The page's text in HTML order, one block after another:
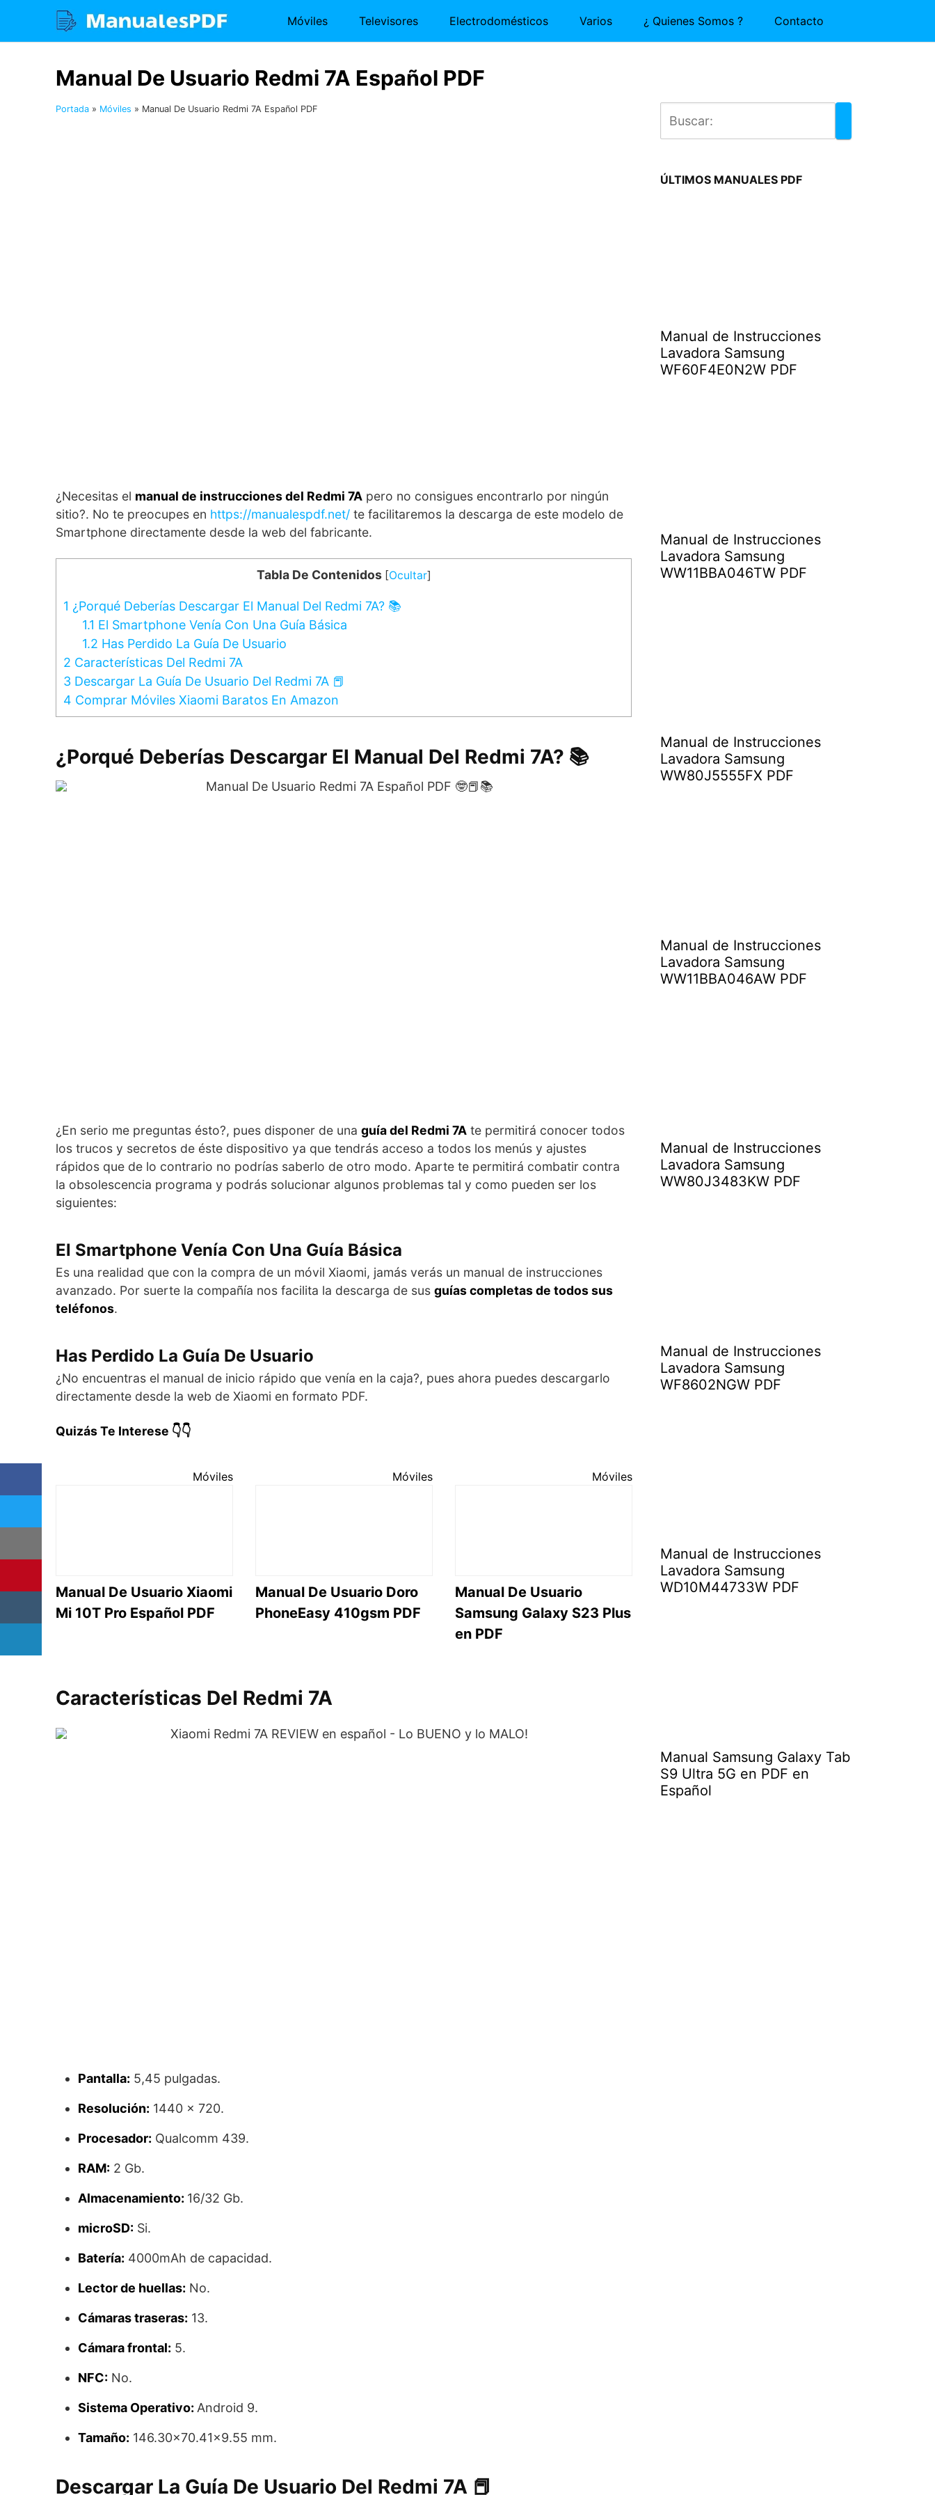
contenido
Móviles Televisores Electrodomésticos Varios ¿ Quienes Somos ? Contacto
Manual De Usuario Redmi 7A Español PDF
Portada » Móviles » Manual De Usuario Redmi 7A Español PDF
¿Necesitas el manual de instrucciones del Redmi 7A pero no consigues encontrarlo por ningún
sitio?. No te preocupes en https://manualespdf.net/ te facilitaremos la descarga de este modelo de
Smartphone directamente desde la web del fabricante.
Tabla De Contenidos [Ocultar]
1 ¿Porqué Deberías Descargar El Manual Del Redmi 7A? 📚
1.1 El Smartphone Venía Con Una Guía Básica
1.2 Has Perdido La Guía De Usuario
2 Características Del Redmi 7A
3 Descargar La Guía De Usuario Del Redmi 7A 📕
4 Comprar Móviles Xiaomi Baratos En Amazon
¿Porqué Deberías Descargar El Manual Del Redmi 7A? 📚
¿En serio me preguntas ésto?, pues disponer de una guía del Redmi 7A te permitirá conocer todos
los trucos y secretos de éste dispositivo ya que tendrás acceso a todos los menús y ajustes
rápidos que de lo contrario no podrías saberlo de otro modo. Aparte te permitirá combatir contra
la obsolescencia programa y podrás solucionar algunos problemas tal y como pueden ser los
siguientes:
El Smartphone Venía Con Una Guía Básica
Es una realidad que con la compra de un móvil Xiaomi, jamás verás un manual de instrucciones
avanzado. Por suerte la compañía nos facilita la descarga de sus guías completas de todos sus
teléfonos.
Has Perdido La Guía De Usuario
¿No encuentras el manual de inicio rápido que venía en la caja?, pues ahora puedes descargarlo
directamente desde la web de Xiaomi en formato PDF.
Quizás Te Interese 👇👇
Móviles
Manual De Usuario Xiaomi
Mi 10T Pro Español PDF
Móviles
Manual De Usuario Doro
PhoneEasy 410gsm PDF
Móviles
Manual De Usuario
Samsung Galaxy S23 Plus
en PDF
Características Del Redmi 7A
Pantalla: 5,45 pulgadas.
Resolución: 1440 x 720.
Procesador: Qualcomm 439.
RAM: 2 Gb.
Almacenamiento: 16/32 Gb.
microSD: Si.
Batería: 4000mAh de capacidad.
Lector de huellas: No.
Cámaras traseras: 13.
Cámara frontal: 5.
NFC: No.
Sistema Operativo: Android 9.
Tamaño: 146.30×70.41×9.55 mm.
Descargar La Guía De Usuario Del Redmi 7A 📕
ÚLTIMOS MANUALES PDF
Manual de Instrucciones
Lavadora Samsung
WF60F4E0N2W PDF
Manual de Instrucciones
Lavadora Samsung
WW11BBA046TW PDF
Manual de Instrucciones
Lavadora Samsung
WW80J5555FX PDF
Manual de Instrucciones
Lavadora Samsung
WW11BBA046AW PDF
Manual de Instrucciones
Lavadora Samsung
WW80J3483KW PDF
Manual de Instrucciones
Lavadora Samsung
WF8602NGW PDF
Manual de Instrucciones
Lavadora Samsung
WD10M44733W PDF
Manual Samsung Galaxy Tab
S9 Ultra 5G en PDF en
Español